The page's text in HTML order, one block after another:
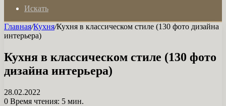
Искать
Главная/Кухня/Кухня в классическом стиле (130 фото дизайна
интерьера)
Кухня в классическом стиле (130 фото
дизайна интерьера)
28.02.2022
0 Время чтения: 5 мин.